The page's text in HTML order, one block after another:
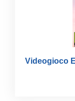
Videogioco